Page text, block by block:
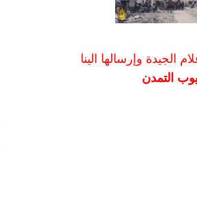
الجيدة وإرسالها الينا
التمدن